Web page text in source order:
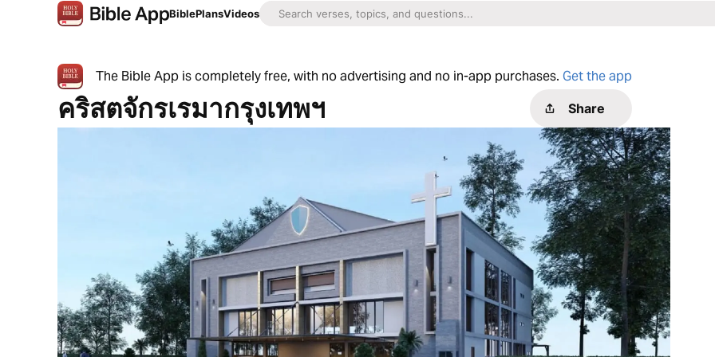
BiblePlansVideos
The Bible App is completely free, with no advertising and no in-app purchases. Get the app
คริสตจักรเรมากรุงเทพฯ Share